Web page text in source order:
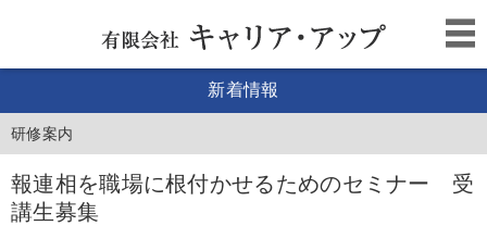
新着情報
研修案内
報連相を職場に根付かせるためのセミナー 受
講生募集